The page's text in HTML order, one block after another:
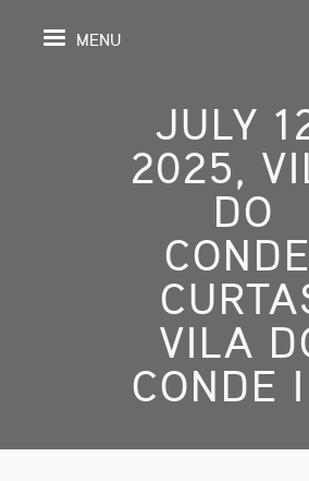
MENU
JULY
2025,
DO
VILA
CONDE